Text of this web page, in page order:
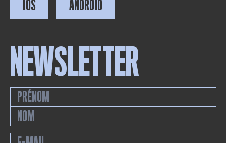
IOS ANDROID
NEWSLETTER